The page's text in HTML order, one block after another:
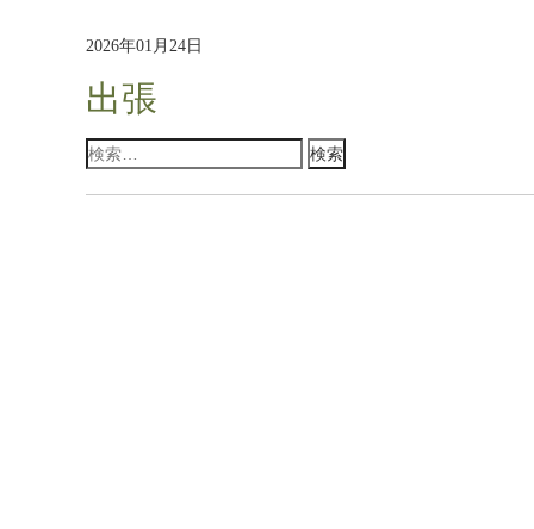
2026年01月24日
出張
検